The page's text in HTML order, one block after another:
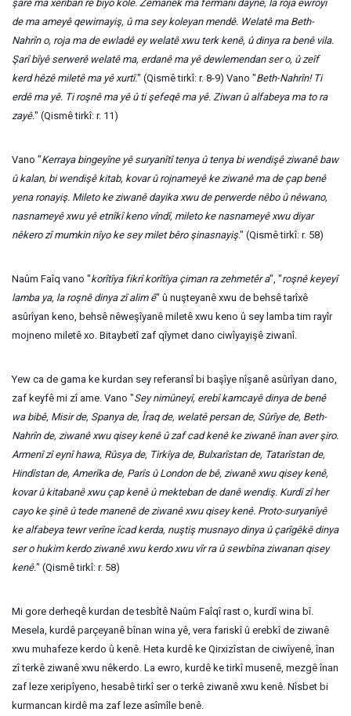
şarê ma xerîban rê biyo kole. Zemanêk ma fermanî dayne, la roja ewroyî
de ma ameyê qewirnayiş, û ma sey koleyan mendê. Welatê ma Beth-
Nahrîn o, roja ma de ewladê ey welatê xwu terk kenê, û dinya ra benê vila.
Şarî bîyê serwerê welatê ma, erdanê ma yê dewlemendan ser o, û zeîf
kerd hêzê miletê ma yê xurtî." (Qismê tirkî: r. 8-9) Vano "Beth-Nahrîn! Ti
erdê ma yê. Ti roşnê ma yê û ti şefeqê ma yê. Ziwan û alfabeya ma to ra
zayê." (Qismê tirkî: r. 11)
Vano "Kerraya bingeyîne yê suryanîtî tenya û tenya bi wendişê ziwanê baw
û kalan, bi wendişê kitab, kovar û rojnameyê ke ziwanê ma de çap benê
yena ronayiş. Mileto ke ziwanê dayika xwu de perwerde nêbo û nêwano,
nasnameyê xwu yê etnîkî keno vîndî, mileto ke nasnameyê xwu diyar
nêkero zî mumkin nîyo ke sey milet bêro şinasnayiş." (Qismê tirkî: r. 58)
Naûm Faîq vano "korîtîya fikrî korîtîya çiman ra zehmetêr a", "roşnê keyeyî
lamba ya, la roşnê dinya zî alim ê" û nuşteyanê xwu de behsê tarîxê
asûrîyan keno, behsê nêweşîyanê miletê xwu keno û sey lamba tim rayîr
mojneno miletê xo. Bitaybetî zaf qîymet dano ciwîyayişê ziwanî.
Yew ca de gama ke kurdan sey referansî bi başîye nîşanê asûrîyan dano,
zaf keyfê mi zî ame. Vano "Sey nimûneyî, erebî kamcayê dinya de benê
wa bibê, Misir de, Spanya de, Îraq de, welatê persan de, Sûrîye de, Beth-
Nahrîn de, ziwanê xwu qisey kenê û zaf cad kenê ke ziwanê înan aver şiro.
Armenî zî eynî hawa, Rûsya de, Tirkîya de, Bulxarîstan de, Tatarîstan de,
Hindîstan de, Amerîka de, Parîs û London de bê, ziwanê xwu qisey kenê,
kovar û kitabanê xwu çap kenê û mekteban de danê wendiş. Kurdî zî her
cayo ke şinê û tede manenê de ziwanê xwu qisey kenê. Proto-suryanîyê
ke alfabeya tewr verîne îcad kerda, nuştiş musnayo dinya û çarîgêkê dinya
ser o hukim kerdo ziwanê xwu kerdo xwu vîr ra û sewbîna ziwanan qisey
kenê." (Qismê tirkî: r. 58)
Mi gore derheqê kurdan de tesbîtê Naûm Faîqî rast o, kurdî wina bî.
Mesela, kurdê parçeyanê bînan wina yê, vera fariskî û erebkî de ziwanê
xwu muhafeze kerdo û kenê. Heta kurdê ke Qirxizîstan de ciwîyenê, înan
zî terkê ziwanê xwu nêkerdo. La ewro, kurdê ke tirkî musenê, mezgê înan
zaf leze xeripîyeno, hesabê tirkî ser o terkê ziwanê xwu kenê. Nîsbet bi
kurmancan kirdê ma zaf leze asîmîle benê.